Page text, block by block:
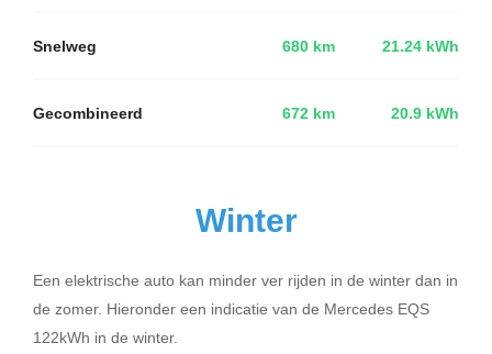
Snelweg 680 km 21.24 kWh
Gecombineerd 672 km 20.9 kWh
Winter
Een elektrische auto kan minder ver rijden in de winter dan in
de zomer. Hieronder een indicatie van de Mercedes EQS
122kWh in de winter.